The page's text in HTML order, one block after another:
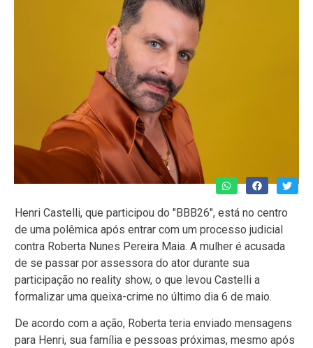
Henri Castelli, que participou do "BBB26", está no centro
de uma polêmica após entrar com um processo judicial
contra Roberta Nunes Pereira Maia. A mulher é acusada
de se passar por assessora do ator durante sua
participação no reality show, o que levou Castelli a
formalizar uma queixa-crime no último dia 6 de maio.
De acordo com a ação, Roberta teria enviado mensagens
para Henri, sua família e pessoas próximas, mesmo após